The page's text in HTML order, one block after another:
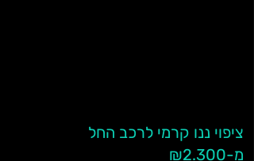
ציפוי ננו קרמי לרכב החל
מ-₪2.300